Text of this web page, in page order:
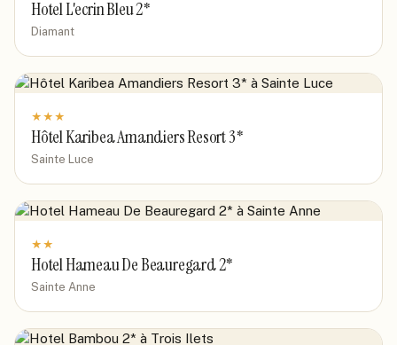
Hotel L'ecrin Bleu 2*
Diamant
★ ★ ★
Hôtel Karibea Amandiers Resort 3*
Sainte Luce
★ ★
Hotel Hameau De Beauregard 2*
Sainte Anne